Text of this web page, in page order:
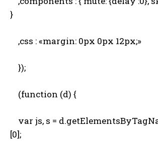
}
,css : «margin: 0px 0px 12px;»
});
(function (d) {
var js, s =
[0];